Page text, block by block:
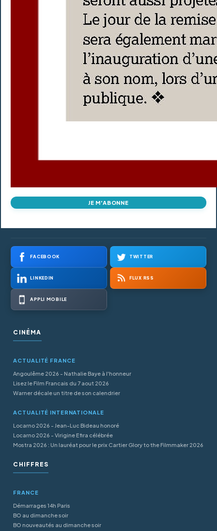
JE M'ABONNE
FACEBOOK TWITTER
LINKEDIN FLUX RSS
APPLI MOBILE
CINÉMA
ACTUALITÉ FRANCE
Angoulême 2026 - Nathalie Baye à l'honneur
Lisez le Film Francais du 7 aout 2026
Warner décale un titre de son calendrier
ACTUALITÉ INTERNATIONALE
Locarno 2026 - Jean-Luc Bideau honoré
Locarno 2026 - Virigine Efira célébrée
Mostra 2026 : Un lauréat pour le prix Cartier Glory to the Filmmaker 2026
CHIFFRES
FRANCE
Démarrages 14h Paris
BO au dimanche soir
BO nouveautés au dimanche soir